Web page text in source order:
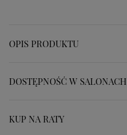
OPIS PRODUKTU
DOSTĘPNOŚĆ W SALONACH
KUP NA RATY